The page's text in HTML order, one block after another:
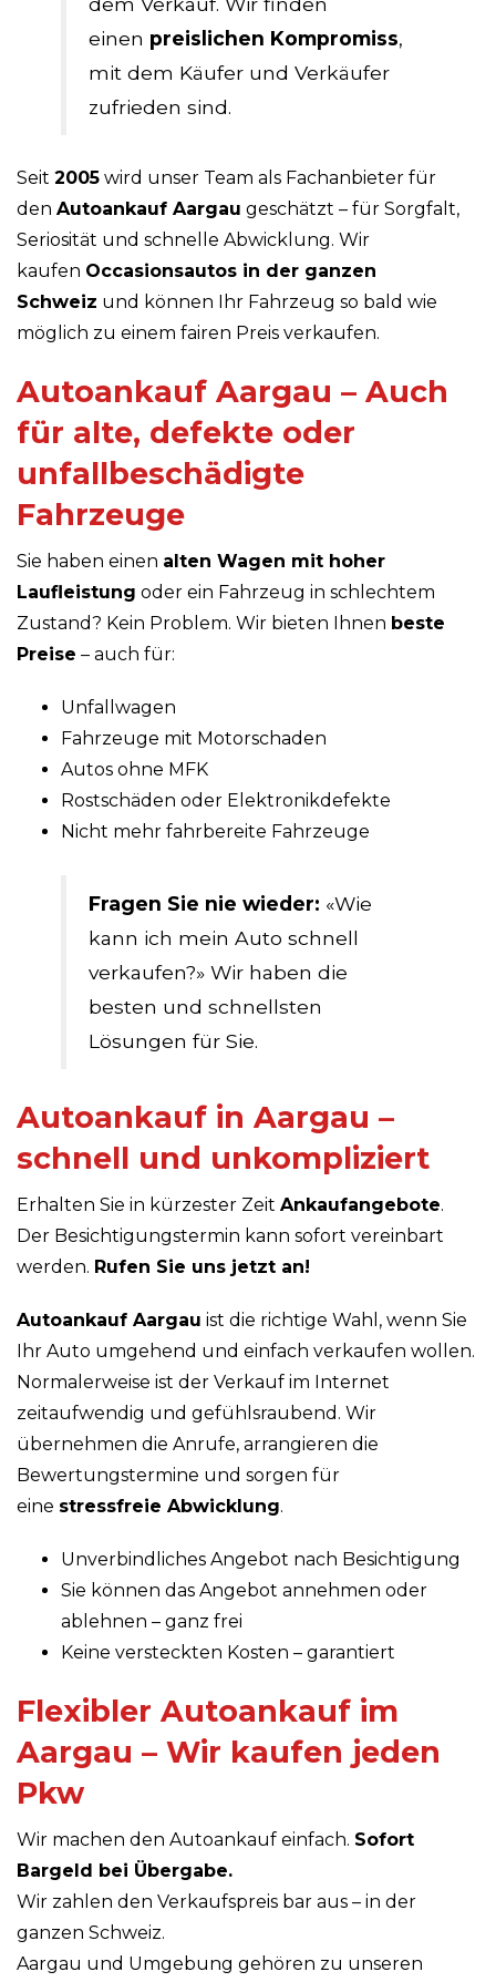
einen preislichen Kompromiss,
mit dem Käufer und Verkäufer
zufrieden sind.
Seit 2005 wird unser Team als Fachanbieter für
den Autoankauf Aargau geschätzt – für Sorgfalt,
Seriosität und schnelle Abwicklung. Wir
kaufen Occasionsautos in der ganzen
Schweiz und können Ihr Fahrzeug so bald wie
möglich zu einem fairen Preis verkaufen.
Autoankauf Aargau – Auch
für alte, defekte oder
unfallbeschädigte
Fahrzeuge
Sie haben einen alten Wagen mit hoher
Laufleistung oder ein Fahrzeug in schlechtem
Zustand? Kein Problem. Wir bieten Ihnen beste
Preise – auch für:
Unfallwagen
Fahrzeuge mit Motorschaden
Autos ohne MFK
Rostschäden oder Elektronikdefekte
Nicht mehr fahrbereite Fahrzeuge
Fragen Sie nie wieder: «Wie
kann ich mein Auto schnell
verkaufen?» Wir haben die
besten und schnellsten
Lösungen für Sie.
Autoankauf in Aargau –
schnell und unkompliziert
Erhalten Sie in kürzester Zeit Ankaufangebote.
Der Besichtigungstermin kann sofort vereinbart
werden. Rufen Sie uns jetzt an!
Autoankauf Aargau ist die richtige Wahl, wenn Sie
Ihr Auto umgehend und einfach verkaufen wollen.
Normalerweise ist der Verkauf im Internet
zeitaufwendig und gefühlsraubend. Wir
übernehmen die Anrufe, arrangieren die
Bewertungstermine und sorgen für
eine stressfreie Abwicklung.
Unverbindliches Angebot nach Besichtigung
Sie können das Angebot annehmen oder
ablehnen – ganz frei
Keine versteckten Kosten – garantiert
Flexibler Autoankauf im
Aargau – Wir kaufen jeden
Pkw
Wir machen den Autoankauf einfach. Sofort
Bargeld bei Übergabe.
Wir zahlen den Verkaufspreis bar aus – in der
ganzen Schweiz.
Aargau und Umgebung gehören zu unseren